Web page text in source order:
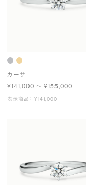
カーサ
¥141,000 〜 ¥155,000
表示商品： ¥141,000